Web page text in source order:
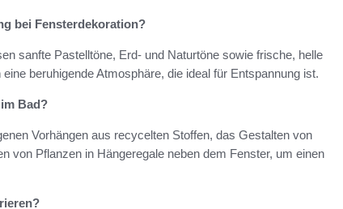
bei Fensterdekoration?
sanfte Pastelltöne, Erd- und Naturtöne sowie frische, helle
beruhigende Atmosphäre, die ideal für Entspannung ist.
Bad?
Vorhängen aus recycelten Stoffen, das Gestalten von
von Pflanzen in Hängeregale neben dem Fenster, um einen